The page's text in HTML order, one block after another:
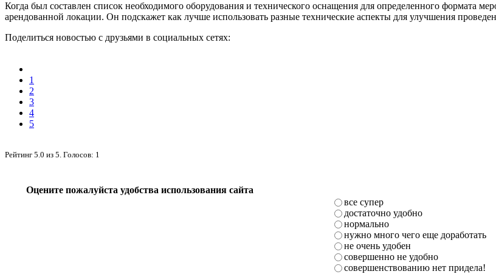
Когда был составлен список необходимого оборудования и технического оснащения для определенного формата
арендованной локации. Он подскажет как лучше использовать разные технические аспекты для улучшения
Поделиться новостью с друзьями в социальных сетях:
1
2
3
4
5
Рейтинг 5.0 из 5. Голосов: 1
Оцените пожалуйста удобства использования сайта
все супер
достаточно удобно
нормально
нужно много чего еще доработать
не очень удобен
совершенно не удобно
совершенствованию нет придела!